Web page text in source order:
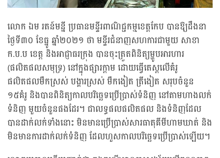
លោក ឯម រតន៍មន្នី ប្រធានមន្ទីរពាណិជ្ជកម្មខេត្តកែប បានឱ្យដឹងនា
ថ្ងៃទី៣០ ខែធ្នូ ឆ្នាំ២០២១ ថា មន្ទីរជំនាញសហការជាមួយ សាខា
ក.ប.ប ខេត្ត និងអាជ្ញាធរក្រុង បានចុះត្រួតពិនិត្យម្ហូបអារហារ
(ផលិតផលសមុទ្រ) នៅក្នុងផ្សារក្តាម ដោយធ្វើតេស្តលើគំរូ
ផលិតផលមឹកស្រស់ បង្គារស្រស់ មឹកងៀត ត្រីងៀត សរុបចំនួន
១៥គំរូ និងបានពិនិត្យកាលបរិច្ឆេទប្រើប្រាស់ទំនិញ នៅតាមហាងលក់
ទំនិញ មួយចំនួនផងដែរ។ ជាលទ្ធផលផលិតផល និងទំនិញដែល
បានដាក់លក់ទាំងនោះ មិនមានប្រើប្រាស់សារធាតុគីមីហាមឃាត់ និង
មិនមានការដាក់លក់ទំនិញ ដែលហួសកាលបរិច្ឆេទប្រើប្រាស់ឡើយ។